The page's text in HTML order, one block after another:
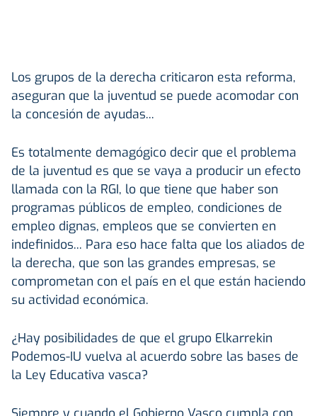
Los grupos de la derecha criticaron esta reforma,
aseguran que la juventud se puede acomodar con
la concesión de ayudas...
Es totalmente demagógico decir que el problema
de la juventud es que se vaya a producir un efecto
llamada con la RGI, lo que tiene que haber son
programas públicos de empleo, condiciones de
empleo dignas, empleos que se convierten en
indefinidos... Para eso hace falta que los aliados de
la derecha, que son las grandes empresas, se
comprometan con el país en el que están haciendo
su actividad económica.
¿Hay posibilidades de que el grupo Elkarrekin
Podemos-IU vuelva al acuerdo sobre las bases de
la Ley Educativa vasca?